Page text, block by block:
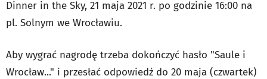
Dinner in the Sky, 21 maja 2021 r. po godzinie 16:00 na
pl. Solnym we Wrocławiu.
Aby wygrać nagrodę trzeba dokończyć hasło "Saule i
Wrocław..." i przesłać odpowiedź do 20 maja (czwartek)